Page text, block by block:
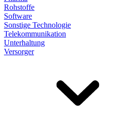
Rohstoffe
Software
Sonstige Technologie
Telekommunikation
Unterhaltung
Versorger